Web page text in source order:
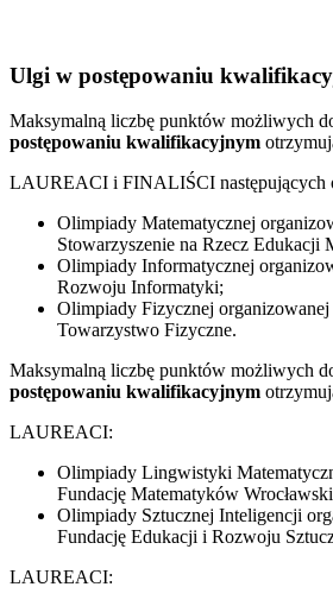
Ulgi w postępowaniu
Maksymalną liczbę punktów możliwych
postępowaniu kwalifikacyjnym
LAUREACI i FINALIŚCI następujących
Olimpiady Matematycznej
Stowarzyszenie na Rzecz Edukacji
Olimpiady Informatycznej
Rozwoju Informatyki;
Olimpiady Fizycznej organizowanej
Towarzystwo Fizyczne.
Maksymalną liczbę punktów możliwych
postępowaniu kwalifikacyjnym
LAUREACI:
Olimpiady Lingwistyki
Fundację Matematyków
Olimpiady Sztucznej Inteligencji
Fundację Edukacji i Rozwoju
LAUREACI: